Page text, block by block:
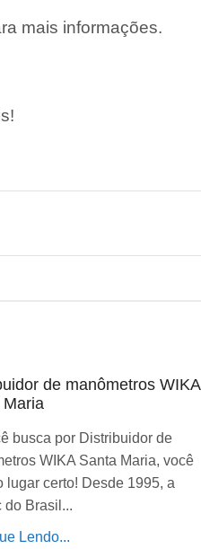
mais informações.
de manômetros WIKA
Maria
busca por Distribuidor de
WIKA Santa Maria, você
lugar certo! Desde 1995, a
do Brasil...
Lendo...